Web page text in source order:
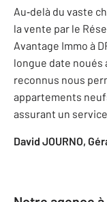
Au‐delà du vaste
la vente par le
Avantage Immo à
longue date noués
reconnus nous
appartements
assurant un
David JOURNO,